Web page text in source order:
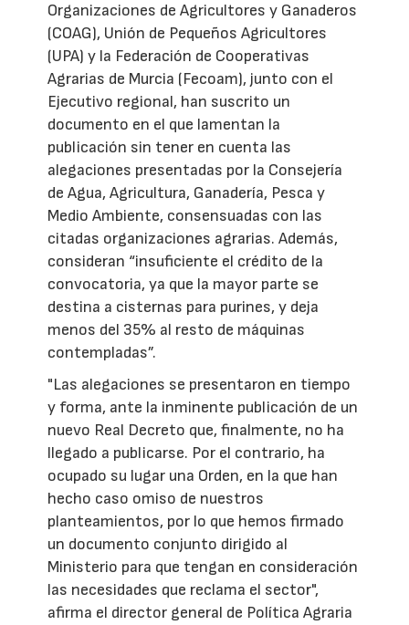
Organizaciones de Agricultores y Ganaderos
(COAG), Unión de Pequeños Agricultores
(UPA) y la Federación de Cooperativas
Agrarias de Murcia (Fecoam), junto con el
Ejecutivo regional, han suscrito un
documento en el que lamentan la
publicación sin tener en cuenta las
alegaciones presentadas por la Consejería
de Agua, Agricultura, Ganadería, Pesca y
Medio Ambiente, consensuadas con las
citadas organizaciones agrarias. Además,
consideran “insuficiente el crédito de la
convocatoria, ya que la mayor parte se
destina a cisternas para purines, y deja
menos del 35% al resto de máquinas
contempladas”.
"Las alegaciones se presentaron en tiempo
y forma, ante la inminente publicación de un
nuevo Real Decreto que, finalmente, no ha
llegado a publicarse. Por el contrario, ha
ocupado su lugar una Orden, en la que han
hecho caso omiso de nuestros
planteamientos, por lo que hemos firmado
un documento conjunto dirigido al
Ministerio para que tengan en consideración
las necesidades que reclama el sector",
afirma el director general de Política Agraria